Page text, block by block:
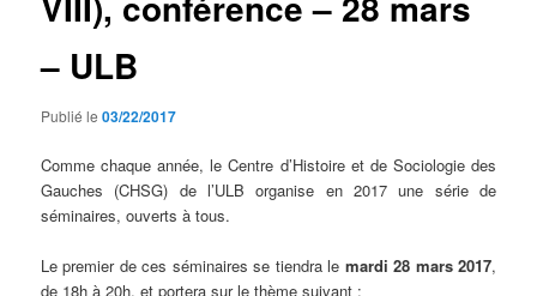
– ULB
Publié le03/22/2017
Comme chaque année, le Centre d’Histoire et de Sociologie des
Gauches (CHSG) de l’ULB organise en 2017 une série de
séminaires, ouverts à tous.
Le premier de ces séminaires se tiendra le mardi 28 mars 2017,
de 18h à 20h, et portera sur le thème suivant :